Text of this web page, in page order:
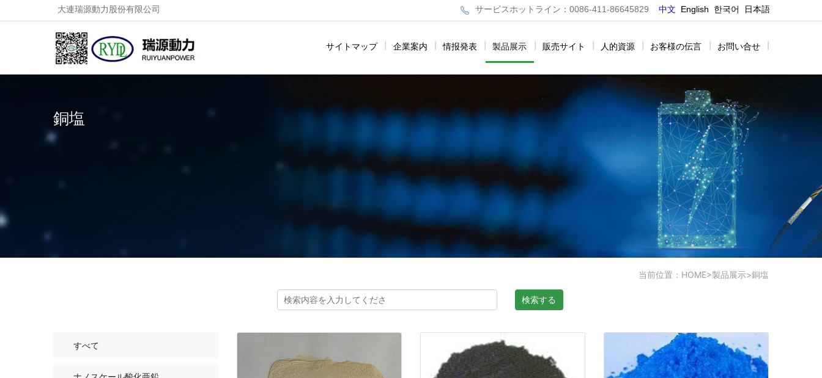
中文 English 한국어 日本語
大連瑞源動力股份有限公司 サービスホットライン：0086-411-86645829
サイトマップ 企業案内 情报発表 製品展示 販売サイト 人的資源 お客様の伝言 お問い合せ
銅塩
当前位置： HOME>製品展示>銅塩
検索する
すべて